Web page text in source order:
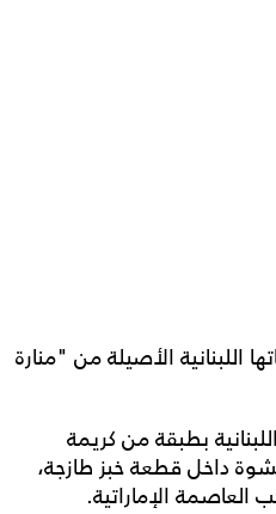
اللبنانية الأصيلة من "منارة
بطبقة من كريمة
داخل قطعة خبز طازجة،
العاصمة الإماراتية.